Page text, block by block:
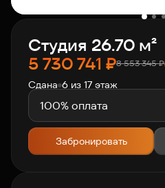
Контакты
Связаться с нами
+7 812 703-55-55
Студия 26.70 м²
5 730 741 ₽8 553 345₽
Сдана 6 из 17 этаж
100% оплата
Забронировать